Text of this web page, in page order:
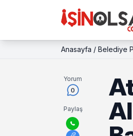
Anasayfa / Belediye
Yorum
0
Paylaş